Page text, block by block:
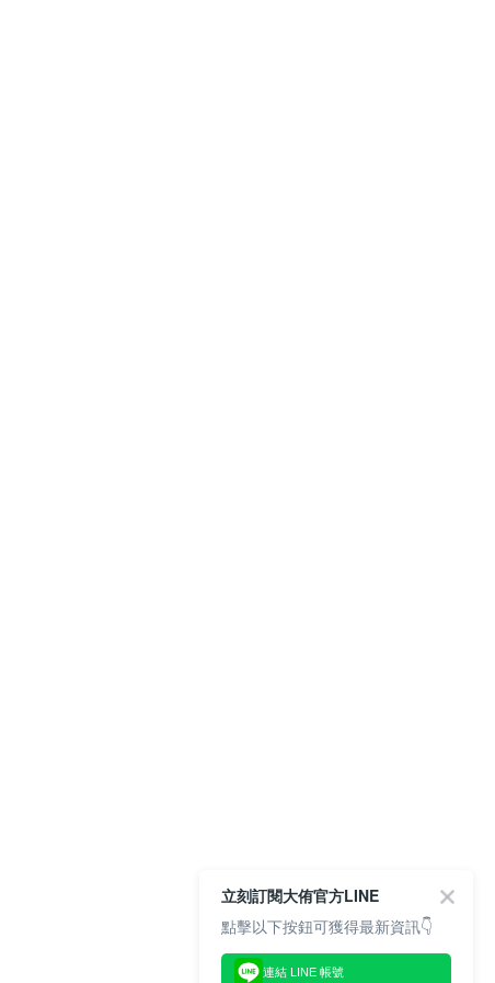
立刻訂閱大侑官方LINE
點擊以下按鈕可獲得最新資訊👇
連結 LINE 帳號